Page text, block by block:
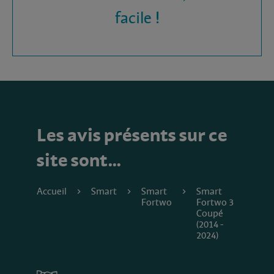
facile !
Les avis présents sur ce
site sont…
Accueil Smart
Smart
Fortwo
Smart
Fortwo 3
Coupé
(2014 -
2024)